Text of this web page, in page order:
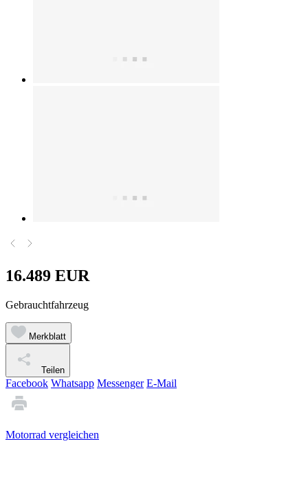
16.489 EUR
Gebrauchtfahrzeug
Merkblatt
Teilen
Facebook Whatsapp Messenger E-Mail
Motorrad vergleichen